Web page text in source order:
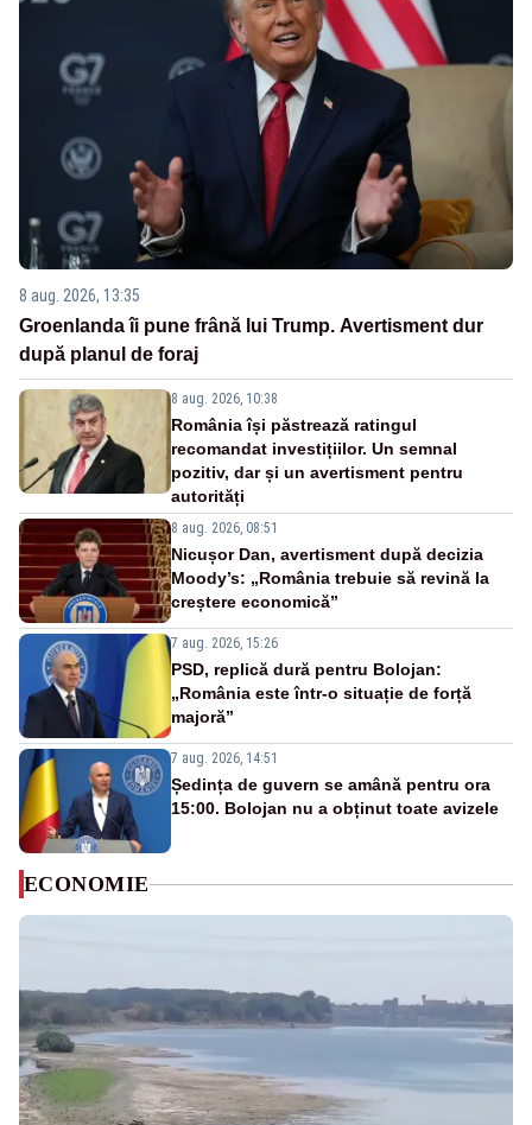
8 aug. 2026, 13:35
Groenlanda îi pune frână lui Trump. Avertisment dur
după planul de foraj
8 aug. 2026, 10:38
România își păstrează ratingul
recomandat investițiilor. Un semnal
pozitiv, dar și un avertisment pentru
autorități
8 aug. 2026, 08:51
Nicușor Dan, avertisment după decizia
Moody’s: „România trebuie să revină la
creștere economică”
7 aug. 2026, 15:26
PSD, replică dură pentru Bolojan:
„România este într-o situație de forță
majoră”
7 aug. 2026, 14:51
Ședința de guvern se amână pentru ora
15:00. Bolojan nu a obținut toate avizele
ECONOMIE